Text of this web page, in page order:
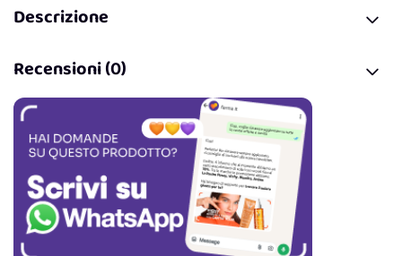
Descrizione
Recensioni (0)